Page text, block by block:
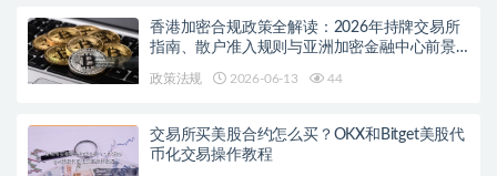
香港加密合规政策全解读：2026年持牌交易所
指南、散户准入规则与亚洲加密金融中心前景
政策法规 2026-06-13 44
交易所买美股合约怎么买？OKX和Bitget美股代
币化交易操作教程